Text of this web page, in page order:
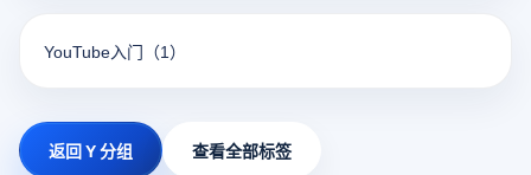
YouTube入门 （1）
返回 Y 分组 查看全部标签